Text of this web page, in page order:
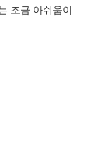
조금 아쉬움이